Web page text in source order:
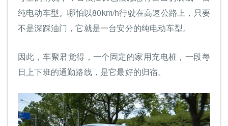
纯电动车型。哪怕以80km/h行驶在高速公路上，只要
不是深踩油门，它就是一台安分的纯电动车型。
因此，车聚君觉得，一个固定的家用充电桩，一段每
日上下班的通勤路线，是它最好的归宿。